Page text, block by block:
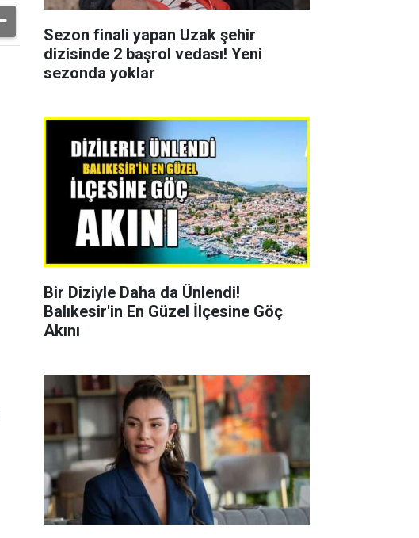
Sezon finali yapan Uzak şehir
dizisinde 2 başrol vedası! Yeni
sezonda yoklar
Bir Diziyle Daha da Ünlendi!
Balıkesir'in En Güzel İlçesine Göç
Akını